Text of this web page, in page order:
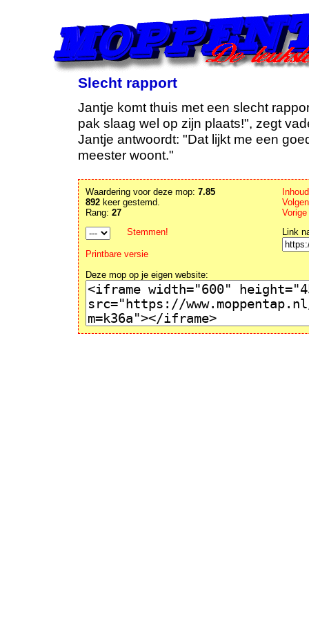
Slecht rapport
Jantje komt thuis met een slecht
pak slaag wel op zijn plaats!", zegt
Jantje antwoordt: "Dat lijkt me een
meester woont."
Waardering voor deze mop: 7.85
892 keer gestemd.
Rang: 27
Stemmen!
Printbare versie
Link
Deze mop op je eigen website: